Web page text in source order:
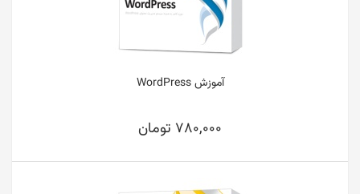
آموزش WordPress
780,000 تومان